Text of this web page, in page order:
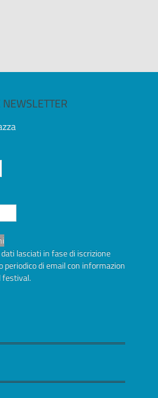
lasciati in fase di iscrizione
periodico di email con informazioni
festival.